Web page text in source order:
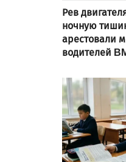
Рев
ночную
арестовали
водителей